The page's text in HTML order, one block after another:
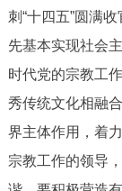
政民互动
参与调查
走进北京
刺“十四五”圆满
先基本实现社会
时代党的宗教工
秀传统文化相融
界主体作用，着
宗教工作的领导